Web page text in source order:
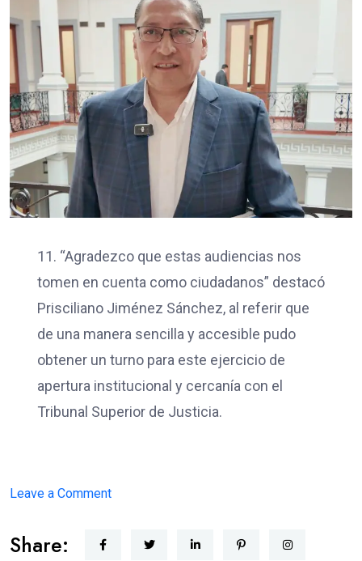
11. “Agradezco que estas audiencias nos
tomen en cuenta como ciudadanos” destacó
Prisciliano Jiménez Sánchez, al referir que
de una manera sencilla y accesible pudo
obtener un turno para este ejercicio de
apertura institucional y cercanía con el
Tribunal Superior de Justicia.
Leave a Commenton
CERCANA
Share: